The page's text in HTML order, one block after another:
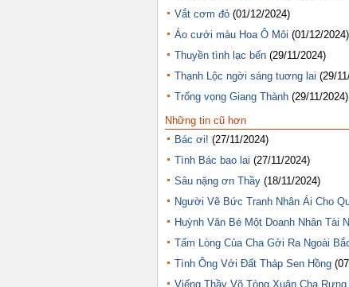
Vắt cơm đỏ (01/12/2024)
Áo cưới màu Hoa Ô Môi (01/12/2024)
Thuyền tình lạc bến (29/11/2024)
Thạnh Lộc ngời sáng tuơng lai (29/
Trống vọng Giang Thành (29/11/2024)
Những tin cũ hơn
Bác ơi! (27/11/2024)
Tình Bác bao lai (27/11/2024)
Sâu nặng ơn Thầy (18/11/2024)
Người Vẽ Bức Tranh Nhân Ái Cho
Huỳnh Văn Bé Một Doanh Nhân Tài
Tấm Lòng Của Cha Gởi Ra Ngoài
Tình Ông Với Đất Tháp Sen Hồng
Viếng Thầy Võ Tòng Xuân Cha